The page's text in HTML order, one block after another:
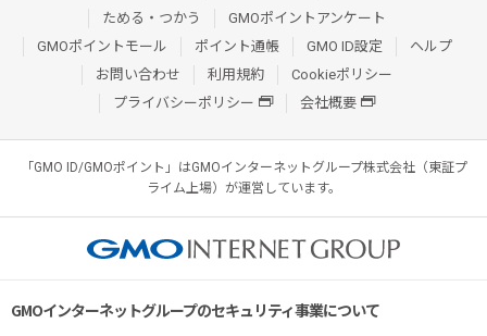
ためる・つかう
GMOポイントアンケート
GMOポイントモール
ポイント通帳 GMO ID設定
ヘルプ
お問い合わせ
利用規約
Cookieポリシー
プライバシーポリシー
会社概要
「GMO ID/GMOポイント」はGMOインターネットグループ株式会社（東証プ
ライム上場）が運営しています。
GMOインターネットグループのセキュリティ事業について